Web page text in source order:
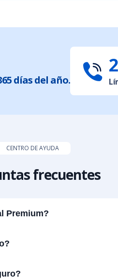
días del año.
CENTRO DE AYUDA
frecuentes
Premium?